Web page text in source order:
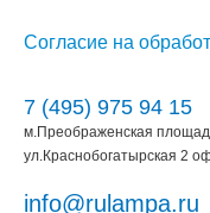
Согласие на
7 (495) 975 94 15
м.Преображенская
ул.Краснобогатырская 2
info@rulampa.ru